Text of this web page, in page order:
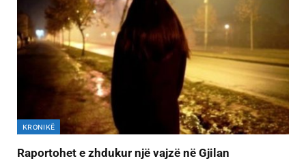
KRONIKË
Raportohet e zhdukur një vajzë në Gjilan